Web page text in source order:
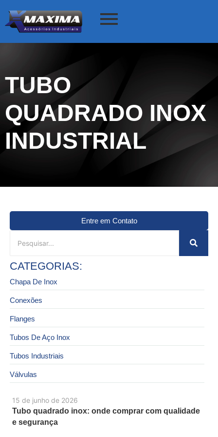
TUBO
QUADRADO INOX
INDUSTRIAL
15 de junho de 2026
Tubo quadrado inox: onde comprar com qualidade
e segurança
Entre em Contato
CATEGORIAS:
Chapa De Inox
Conexões
Flanges
Tubos De Aço Inox
Tubos Industriais
Válvulas